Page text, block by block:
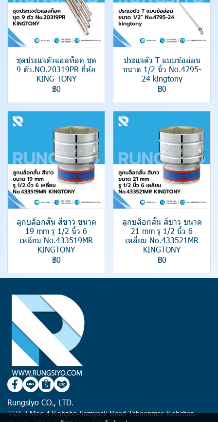
ชุดประแจตัวแอลท็อค ชุด
9 ตัว.NO.20319PR ยี่ห้อ
KING TONY
฿0
ประแจตัว T แบบข้ออ่อน
ขนาด 1/2 นิ้ว No.4795-
24 kingtony
฿0
ลูกบล็อกสั้น สีขาว ขนาด
19 mm รู 1/2 นิ้ว 6
เหลี่ยม No.433519MR
KINGTONY
฿0
ลูกบล็อกสั้น สีขาว ขนาด
21 mm รู 1/2 นิ้ว 6
เหลี่ยม No.433521MR
KINGTONY
฿0
Rungsiyo CO., LTD.
55/2-3 Moo 4 Kohpho-Samyaek Road Taboonmee Kohchan